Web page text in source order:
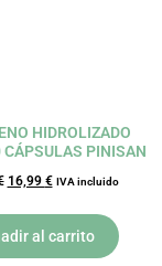
HIDROLIZADO
CÁPSULAS PINISAN
16,99 € IVA incluido
al carrito